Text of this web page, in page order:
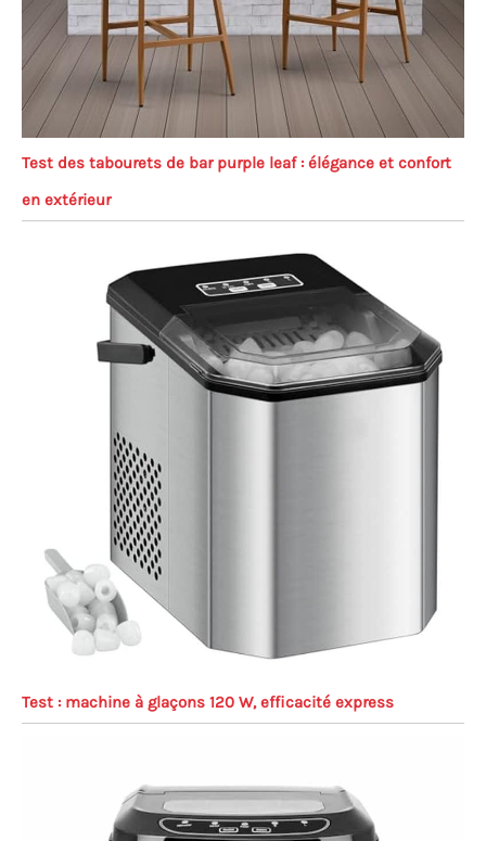
Test des tabourets de bar purple leaf : élégance et confort
en extérieur
Test : machine à glaçons 120 W, efficacité express